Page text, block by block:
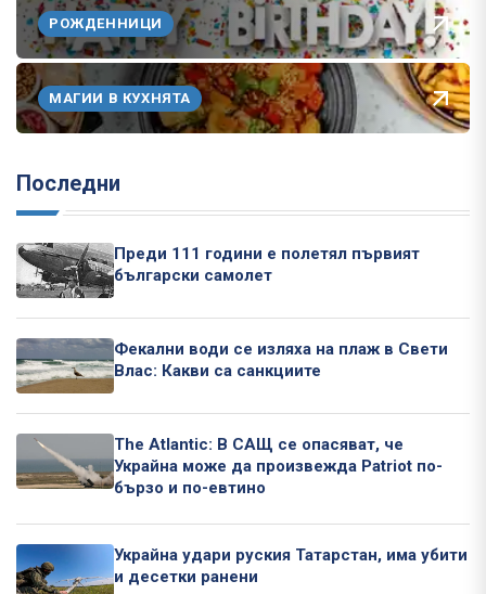
РОЖДЕННИЦИ
МАГИИ В КУХНЯТА
Последни
Преди 111 години е полетял първият
български самолет
Фекални води се изляха на плаж в Свети
Влас: Какви са санкциите
The Atlantic: В САЩ се опасяват, че
Украйна може да произвежда Patriot по-
бързо и по-евтино
Украйна удари руския Татарстан, има убити
и десетки ранени